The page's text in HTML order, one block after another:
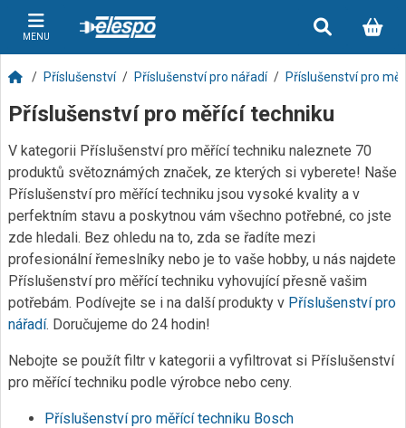
MENU
Příslušenství Příslušenství pro nářadí Příslušenství pro
Příslušenství pro měřící techniku
V kategorii Příslušenství pro měřící techniku naleznete 70
produktů světoznámých značek, ze kterých si vyberete! Naše
Příslušenství pro měřící techniku jsou vysoké kvality a v
perfektním stavu a poskytnou vám všechno potřebné, co jste
zde hledali. Bez ohledu na to, zda se řadíte mezi
profesionální řemeslníky nebo je to vaše hobby, u nás najdete
Příslušenství pro měřící techniku vyhovující přesně vašim
potřebám. Podívejte se i na další produkty v Příslušenství pro
nářadí. Doručujeme do 24 hodin!
Nebojte se použít filtr v kategorii a vyfiltrovat si Příslušenství
pro měřící techniku podle výrobce nebo ceny.
Příslušenství pro měřící techniku Bosch